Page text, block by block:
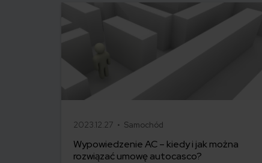
2023.12.27 • Samochód
Wypowiedzenie AC – kiedy i jak można
rozwiązać umowę autocasco?